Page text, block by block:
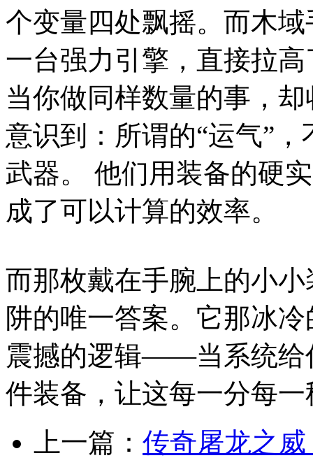
个变量四处飘摇。而木
一台强力引擎，直接拉
当你做同样数量的事，
意识到：所谓的“运气”
武器。 他们用装备的硬
成了可以计算的效率。
而那枚戴在手腕上的小
阱的唯一答案。它那冰
震撼的逻辑——当系统给
件装备，让这每一分每
上一篇： 传奇屠龙之